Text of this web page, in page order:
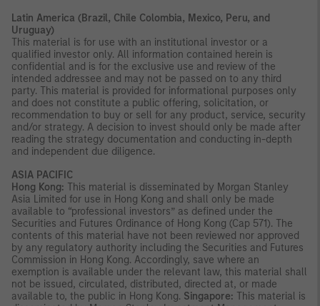
Latin America (Brazil, Chile Colombia, Mexico, Peru, and
Uruguay)
This material is for use with an institutional investor or a
qualified investor only. All information contained herein is
confidential and is for the exclusive use and review of the
intended addressee and may not be passed on to any third
party. This material is provided for informational purposes only
and does not constitute a public offering, solicitation, or
recommendation to buy or sell for any product, service, security
and/or strategy. A decision to invest should only be made after
reading the strategy documentation and conducting in-depth
and independent due diligence.
ASIA PACIFIC
Hong Kong: This material is disseminated by Morgan Stanley
Asia Limited for use in Hong Kong and shall only be made
available to “professional investors” as defined under the
Securities and Futures Ordinance of Hong Kong (Cap 571). The
contents of this material have not been reviewed nor approved
by any regulatory authority including the Securities and Futures
Commission in Hong Kong. Accordingly, save where an
exemption is available under the relevant law, this material shall
not be issued, circulated, distributed, directed at, or made
available to, the public in Hong Kong. Singapore: This material is